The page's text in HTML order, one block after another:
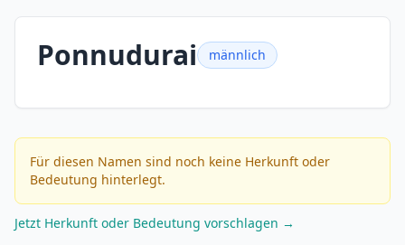
Ponnudurai männlich
Für diesen Namen sind noch keine Herkunft oder
Bedeutung hinterlegt.
Jetzt Herkunft oder Bedeutung vorschlagen →